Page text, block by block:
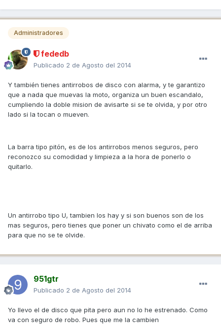
Administradores
fededb
Publicado 2 de Agosto del 2014
Y también tienes antirrobos de disco con alarma, y te garantizo
que a nada que muevas la moto, organiza un buen escandalo,
cumpliendo la doble mision de avisarte si se te olvida, y por otro
lado si la tocan o mueven.
La barra tipo pitón, es de los antirrobos menos seguros, pero
reconozco su comodidad y limpieza a la hora de ponerlo o
quitarlo.
Un antirrobo tipo U, tambien los hay y si son buenos son de los
mas seguros, pero tienes que poner un chivato como el de arriba
para que no se te olvide.
951gtr
Publicado 2 de Agosto del 2014
Yo llevo el de disco que pita pero aun no lo he estrenado. Como
va con seguro de robo. Pues que me la cambien